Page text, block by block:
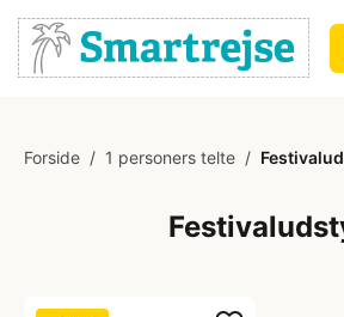
Forside / 1 personers telte /